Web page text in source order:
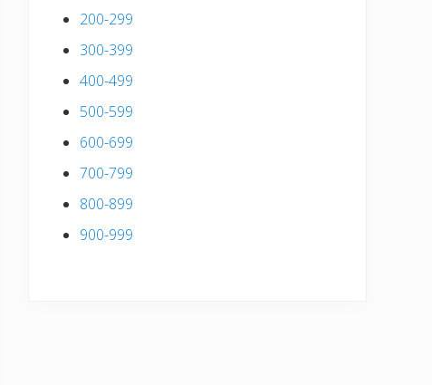
200-299
300-399
400-499
500-599
600-699
700-799
800-899
900-999